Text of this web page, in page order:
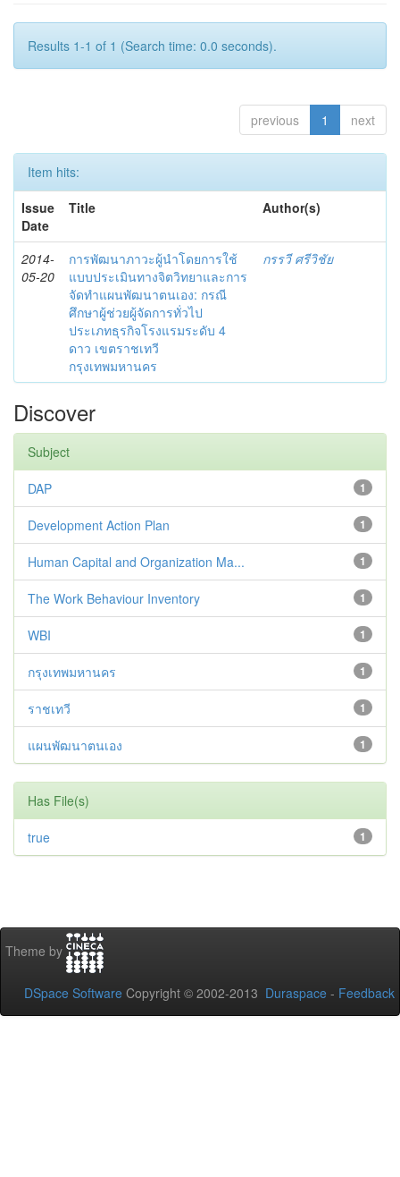
Results 1-1 of 1 (Search time: 0.0 seconds).
previous 1 next
Item hits:
Issue
Date
Title Author(s)
2014-
05-20
การพัฒนาภาวะผู้นำโดยการใช้
แบบประเมินทางจิตวิทยาและการ
จัดทำแผนพัฒนาตนเอง: กรณี
ศึกษาผู้ช่วยผู้จัดการทั่วไป
ประเภทธุรกิจโรงแรมระดับ 4
ดาว เขตราชเทวี
กรุงเทพมหานคร
กรรวี ศรีวิชัย
Discover
Subject
1
DAP
1
Development Action Plan
1
Human Capital and Organization Ma...
1
The Work Behaviour Inventory
1
WBI
1
กรุงเทพมหานคร
1
ราชเทวี
1
แผนพัฒนาตนเอง
Has File(s)
1
true
Theme by
DSpace Software Copyright © 2002-2013 Duraspace - Feedback